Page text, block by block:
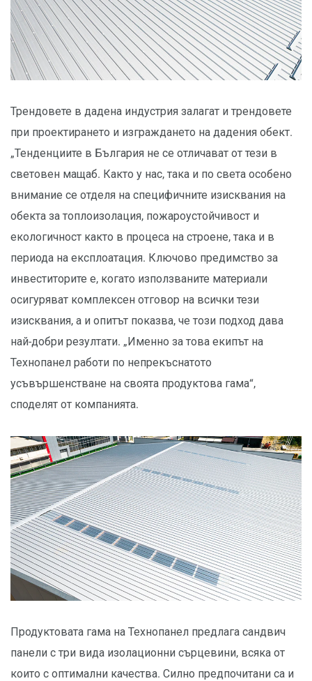
Трендовете в дадена индустрия залагат и трендовете
при проектирането и изграждането на дадения обект.
„Тенденциите в България не се отличават от тези в
световен мащаб. Както у нас, така и по света особено
внимание се отделя на специфичните изисквания на
обекта за топлоизолация, пожароустойчивост и
екологичност както в процеса на строене, така и в
периода на експлоатация. Ключово предимство за
инвеститорите е, когато използваните материали
осигуряват комплексен отговор на всички тези
изисквания, а и опитът показва, че този подход дава
най-добри резултати. „Именно за това екипът на
Технопанел работи по непрекъснатото
усъвършенстване на своята продуктова гама“,
споделят от компанията.
Продуктовата гама на Технопанел предлага сандвич
панели с три вида изолационни сърцевини, всяка от
които с оптимални качества. Силно предпочитани са и